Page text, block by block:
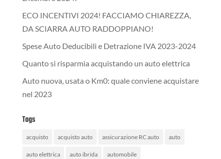
ECO INCENTIVI 2024! FACCIAMO CHIAREZZA,
DA SCIARRA AUTO RADDOPPIANO!
Spese Auto Deducibili e Detrazione IVA 2023-2024
Quanto si risparmia acquistando un auto elettrica
Auto nuova, usata o Km0: quale conviene acquistare
nel 2023
Tags
acquisto acquisto auto assicurazione RC auto auto
auto elettrica auto ibrida automobile